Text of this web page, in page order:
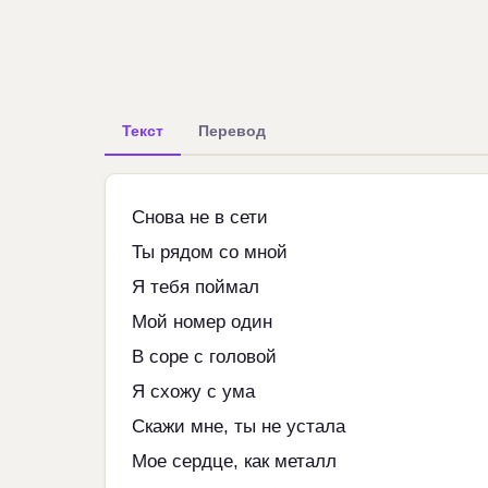
Текст Перевод
Снова не в сети
Ты рядом со мной
Я тебя поймал
Мой номер один
В соре с головой
Я схожу с ума
Скажи мне, ты не устала
Мое сердце, как металл